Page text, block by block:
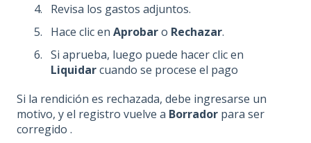
Revisa los gastos adjuntos.
Hace clic en Aprobaro Rechazar.
Si aprueba, luego puede hacer clic en
Liquidarcuando se procese el pago
Si la rendición es rechazada, debe ingresarse un
motivo, y el registro vuelve a Borrador para ser
corregido .